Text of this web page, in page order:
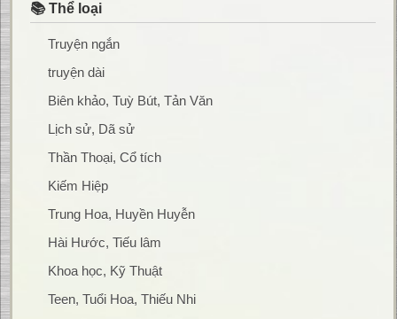
📚 Thể loại
Truyện ngắn
truyện dài
Biên khảo, Tuỳ Bút, Tản Văn
Lịch sử, Dã sử
Thần Thoại, Cổ tích
Kiếm Hiệp
Trung Hoa, Huyền Huyễn
Hài Hước, Tiếu lâm
Khoa học, Kỹ Thuật
Teen, Tuổi Hoa, Thiếu Nhi